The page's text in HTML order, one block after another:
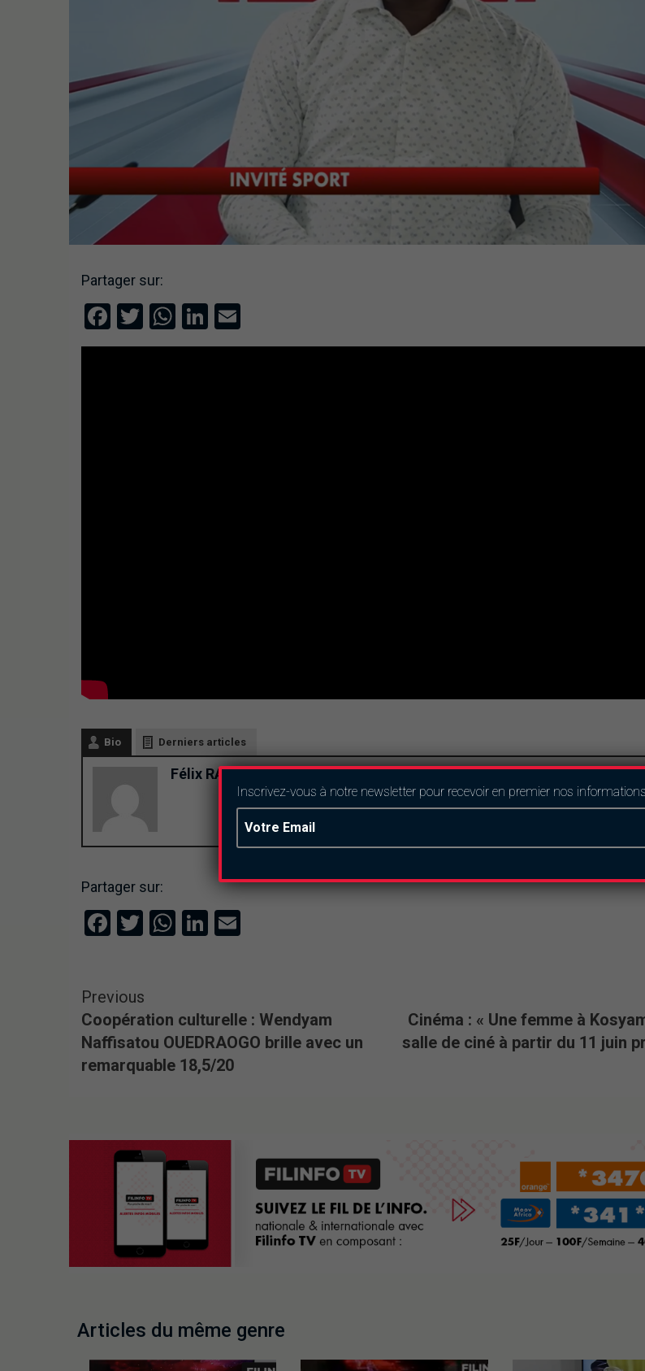
Partager sur:
Facebook
Twitter
WhatsApp
LinkedIn
Email
Bio Derniers articles
Félix RAMDE
Partager sur:
Facebook
Twitter
WhatsApp
LinkedIn
Email
Previous
Coopération culturelle : Wendyam
Naffisatou OUEDRAOGO brille avec un
remarquable 18,5/20
Cinéma : « Une femme à
salle de ciné à partir du 11 juin
Articles du même genre
Inscrivez-vous à notre newsletter pour recevoir en premier nos